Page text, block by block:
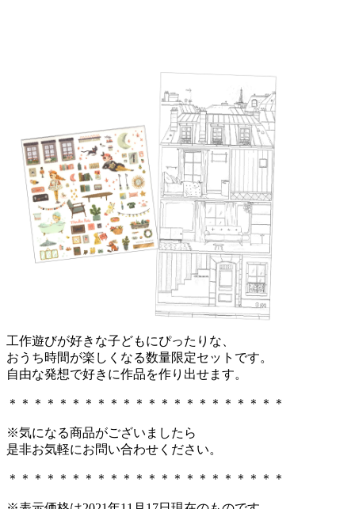
工作遊びが好きな子どもにぴったりな、
おうち時間が楽しくなる数量限定セットです。
自由な発想で好きに作品を作り出せます。
＊＊＊＊＊＊＊＊＊＊＊＊＊＊＊＊＊＊＊＊＊＊
※気になる商品がございましたら
是非お気軽にお問い合わせください。
＊＊＊＊＊＊＊＊＊＊＊＊＊＊＊＊＊＊＊＊＊＊